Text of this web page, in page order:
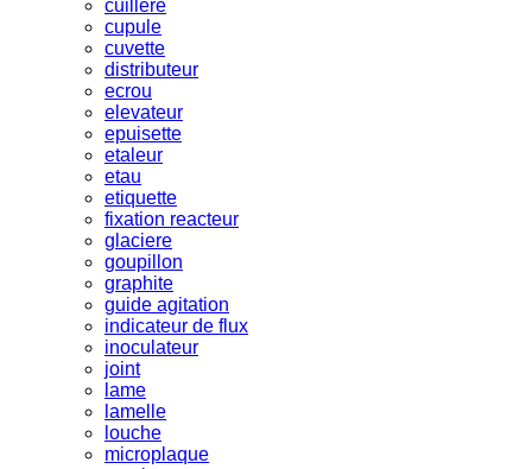
cuillere
cupule
cuvette
distributeur
ecrou
elevateur
epuisette
etaleur
etau
etiquette
fixation reacteur
glaciere
goupillon
graphite
guide agitation
indicateur de flux
inoculateur
joint
lame
lamelle
louche
microplaque